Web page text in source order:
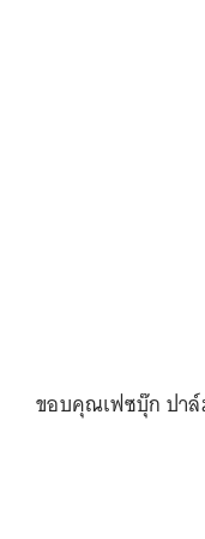
ขอบคุณเฟซบุ๊ก ปา